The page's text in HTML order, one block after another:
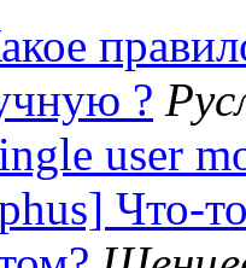
?
user
Что-